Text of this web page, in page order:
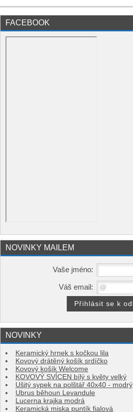
FACEBOOK
NOVINKY MAILEM
Vaše jméno:
Váš email:
NOVINKY
Keramický hrnek s kočkou lila
Kovový drátěný košík srdíčko
Kovový košík Welcome
KOVOVÝ SVÍCEN bílý s květy velký
Ušitý sypek na polštář 40x40 - modrý
Ubrus běhoun Levandule
Lucerna krajka modrá
Keramická miska puntík fialová